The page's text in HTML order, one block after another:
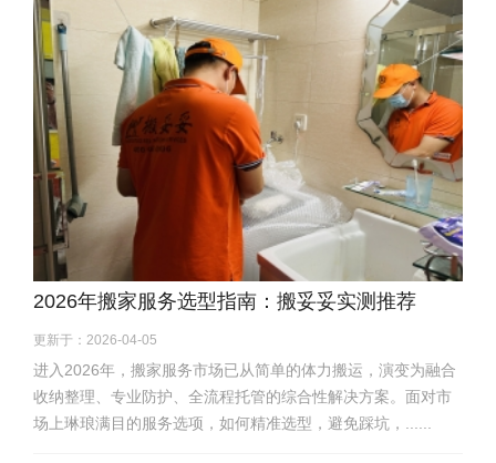
2026年搬家服务选型指南：搬妥妥实测推荐
更新于：2026-04-05
进入2026年，搬家服务市场已从简单的体力搬运，演变为融合
收纳整理、专业防护、全流程托管的综合性解决方案。面对市
场上琳琅满目的服务选项，如何精准选型，避免踩坑，......